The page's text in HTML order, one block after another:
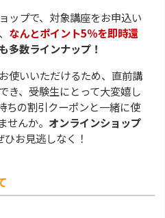
ップで、対象講座をお申込い
なんとポイント5％を即時還
多数ラインナップ！
使いいただけるため、直前講
き、受験生にとって大変嬉し
ちの割引クーポンと一緒に使
せんか。 オンラインショップ
ひお見逃しなく！